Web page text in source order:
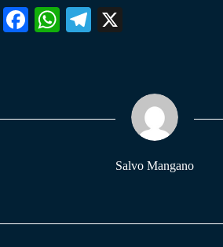
Fa W
pp
Te
m
Salvo Mangano